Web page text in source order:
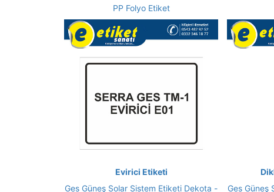
PP Folyo Etiket
Evirici Etiketi
Ges Güneş Solar Sistem Etiketi Dekota -
Ges Güneş